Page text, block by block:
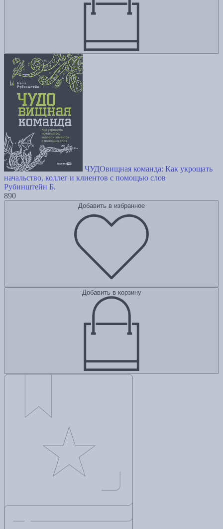
ЧУДОвищная команда: Как укрощать
начальство, коллег и клиентов с помощью слов
Рубинштейн Б.
890
Добавить в избранное
Добавить в корзину